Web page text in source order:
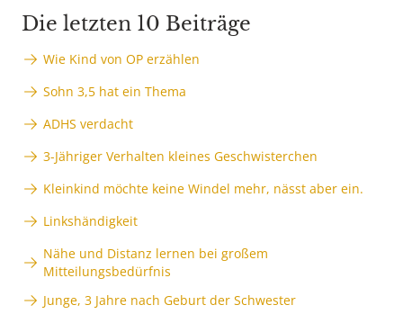
Die letzten 10 Beiträge
Wie Kind von OP erzählen
Sohn 3,5 hat ein Thema
ADHS verdacht
3-Jähriger Verhalten kleines Geschwisterchen
Kleinkind möchte keine Windel mehr, nässt aber ein.
Linkshändigkeit
Nähe und Distanz lernen bei großem
Mitteilungsbedürfnis
Junge, 3 Jahre nach Geburt der Schwester